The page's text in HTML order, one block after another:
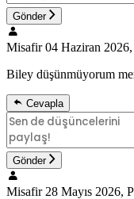
Gönder
Misafir 04 Haziran 2026,
Biley düşünmüyorum
Cevapla
Gönder
Misafir 28 Mayıs 2026,